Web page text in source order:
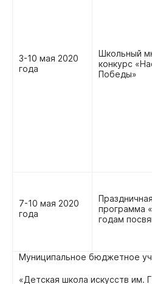
3-10 мая 2020
года
Школьный
конкурс
Победы»
7-10 мая 2020
года
программа
годам
Муниципальное бюджетное
«Детская школа искусств им.